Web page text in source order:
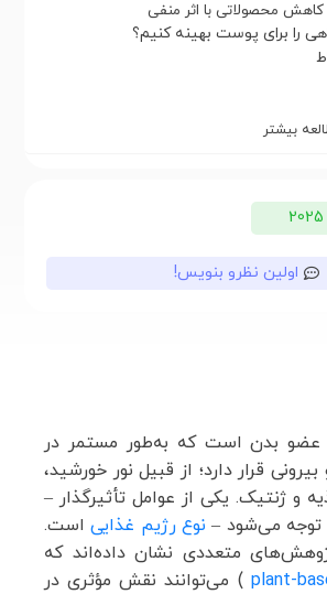
را برای پوست بهینه کنیم؟
بیشتر
اولین نظرو بنویس!
عضو بدن است که به‌طور مستمر در
قرار دارد؛ از قبیل نور خورشید،
و ژنتیک. یکی از عوامل تأثیرگذار –
توجه می‌شود – نوع رژیم غذاییاست.
متعددی نشان داده‌اند که
) می‌توانند نقش مؤثری در